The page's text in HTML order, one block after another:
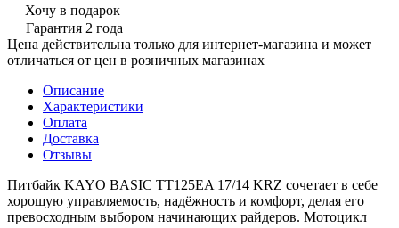
Хочу в подарок
Гарантия 2 года
Цена действительна только для интернет-магазина и может
отличаться от цен в розничных магазинах
Описание
Характеристики
Оплата
Доставка
Отзывы
Питбайк KAYO BASIC TT125EA 17/14 KRZ сочетает в себе
хорошую управляемость, надёжность и комфорт, делая его
превосходным выбором начинающих райдеров. Мотоцикл